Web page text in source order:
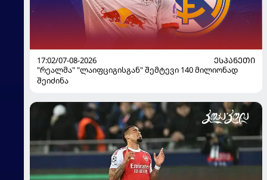
17:02/07-08-2026
ᲔᲡᲞᲐᲜᲔᲗᲘ
"რეალმა" "ლაიფციგისგან" შემტევი 140 მილიონად
შეიძინა